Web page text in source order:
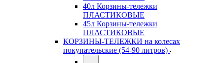
40л Корзины-тележки
ПЛАСТИКОВЫЕ
45л Корзины-тележки
ПЛАСТИКОВЫЕ
КОРЗИНЫ-ТЕЛЕЖКИ на колесах
покупательские (54-90 литров)